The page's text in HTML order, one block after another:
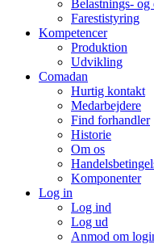
Belastnings-
Farestistyring
Kompetencer
Produktion
Udvikling
Comadan
Hurtig kontakt
Medarbejdere
Find forhandler
Historie
Om os
Komponenter
Log in
Log ind
Log ud
Anmod om